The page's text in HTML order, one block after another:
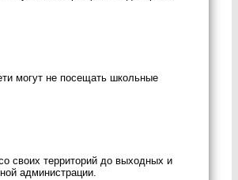
могут не посещать школьные
своих территорий до выходных и
администрации.